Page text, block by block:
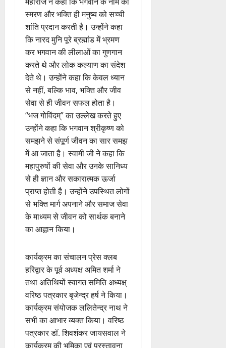
स्मरण और भक्ति ही मनुष्य को सच्ची
शांति प्रदान करती है। उन्होंने कहा
कि नारद मुनि पूरे ब्रह्मांड में भ्रमण
कर भगवान की लीलाओं का गुणगान
करते थे और लोक कल्याण का संदेश
देते थे। उन्होंने कहा कि केवल ध्यान
से नहीं, बल्कि भाव, भक्ति और जीव
सेवा से ही जीवन सफल होता है।
“भज गोविंदम्” का उल्लेख करते हुए
उन्होंने कहा कि भगवान श्रीकृष्ण को
समझने से संपूर्ण जीवन का सार समझ
में आ जाता है। स्वामी जी ने कहा कि
महापुरुषों की सेवा और उनके सानिध्य
से ही ज्ञान और सकारात्मक ऊर्जा
प्राप्त होती है। उन्होंने उपस्थित लोगों
से भक्ति मार्ग अपनाने और समाज सेवा
के माध्यम से जीवन को सार्थक बनाने
का आह्वान किया।
कार्यक्रम का संचालन प्रेस क्लब
हरिद्वार के पूर्व अध्यक्ष अमित शर्मा ने
तथा अतिथियों स्वागत समिति अध्यक्ष्
वरिष्ठ पत्रकार बृजेन्द्र हर्ष ने किया।
कार्यक्रम संयोजक ललितेन्द्र नाथ ने
सभी का आभार व्यक्त किया। वरिष्ठ
पत्रकार डॉ. शिवशंकर जायसवाल ने
कार्यक्रम की भूमिका एवं प्रस्तावना